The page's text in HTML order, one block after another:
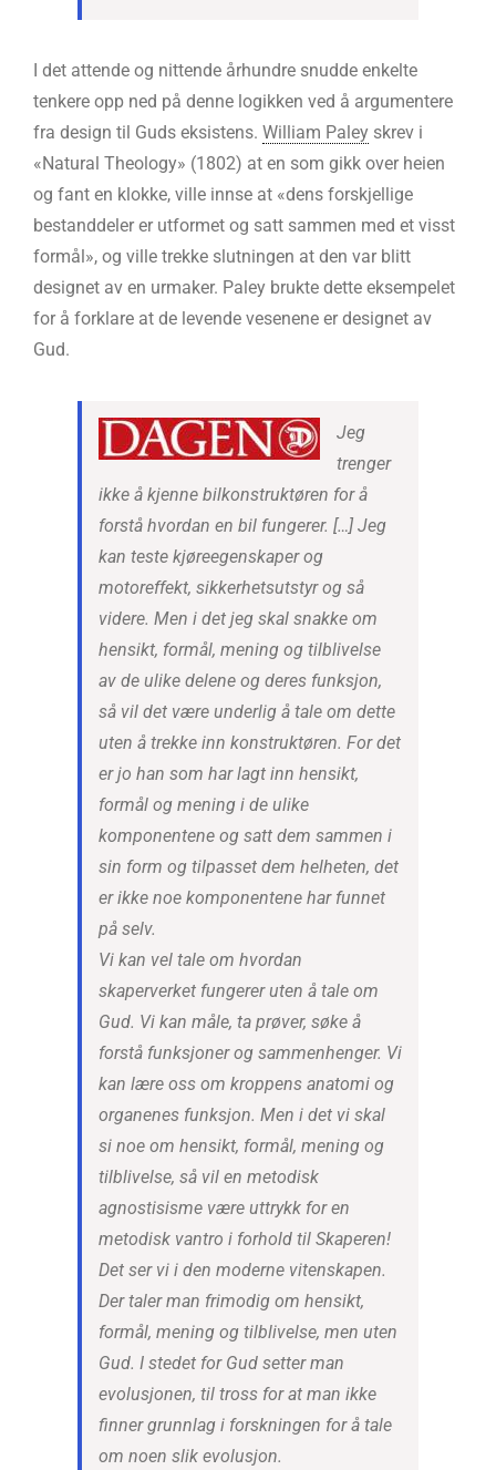
I det attende og nittende århundre snudde enkelte
tenkere opp ned på denne logikken ved å argumentere
fra design til Guds eksistens. William Paley skrev i
«Natural Theology» (1802) at en som gikk over heien
og fant en klokke, ville innse at «dens forskjellige
bestanddeler er utformet og satt sammen med et visst
formål», og ville trekke slutningen at den var blitt
designet av en urmaker. Paley brukte dette eksempelet
for å forklare at de levende vesenene er designet av
Gud.
Jeg
trenger
ikke å kjenne bilkonstruktøren for å
forstå hvordan en bil fungerer. […] Jeg
kan teste kjøreegenskaper og
motoreffekt, sikkerhetsutstyr og så
videre. Men i det jeg skal snakke om
hensikt, formål, mening og tilblivelse
av de ulike delene og deres funksjon,
så vil det være underlig å tale om dette
uten å trekke inn konstruktøren. For det
er jo han som har lagt inn hensikt,
formål og mening i de ulike
komponentene og satt dem sammen i
sin form og tilpasset dem helheten, det
er ikke noe komponentene har funnet
på selv.
Vi kan vel tale om hvordan
skaperverket fungerer uten å tale om
Gud. Vi kan måle, ta prøver, søke å
forstå funksjoner og sammenhenger. Vi
kan lære oss om kroppens anatomi og
organenes funksjon. Men i det vi skal
si noe om hensikt, formål, mening og
tilblivelse, så vil en metodisk
agnostisisme være uttrykk for en
metodisk vantro i forhold til Skaperen!
Det ser vi i den moderne vitenskapen.
Der taler man frimodig om hensikt,
formål, mening og tilblivelse, men uten
Gud. I stedet for Gud setter man
evolusjonen, til tross for at man ikke
finner grunnlag i forskningen for å tale
om noen slik evolusjon.